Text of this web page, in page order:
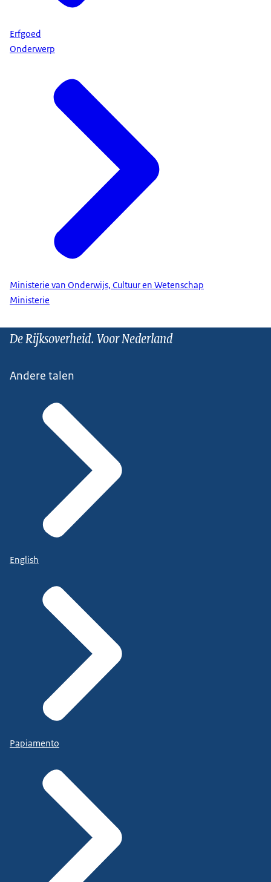
Erfgoed
Onderwerp
Ministerie van Onderwijs, Cultuur en Wetenschap
Ministerie
De Rijksoverheid. Voor Nederland
Andere talen
English
Papiamento